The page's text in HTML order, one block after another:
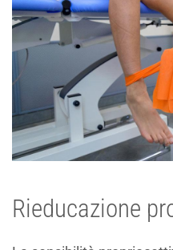
Rieducazione